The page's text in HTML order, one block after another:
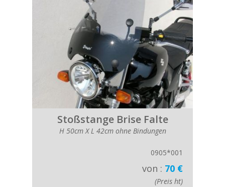
Stoßstange Brise Falte
H 50cm X L 42cm ohne Bindungen
0905*001
von : 70 €
(Preis ht)